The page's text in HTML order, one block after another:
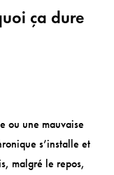
ça dure
ou une mauvaise
s’installe et
malgré le repos,